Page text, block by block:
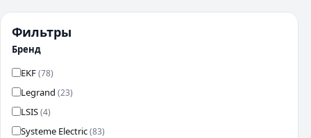
Фильтры
Бренд
EKF(78)
Legrand (23)
LSIS(4)
Systeme Electric(83)